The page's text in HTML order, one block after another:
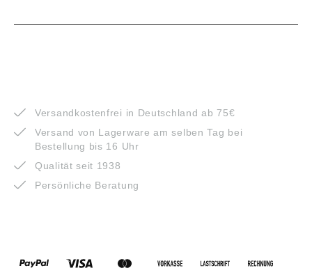
Versandkostenfrei in Deutschland ab 75€
Versand von Lagerware am selben Tag bei
Bestellung bis 16 Uhr
Qualität seit 1938
Persönliche Beratung